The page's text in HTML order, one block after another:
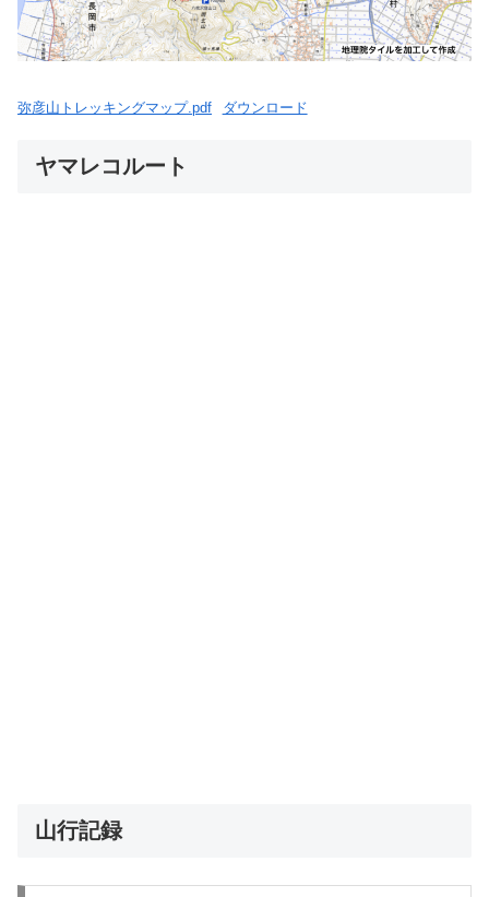
弥彦山トレッキングマップ.pdf ダウンロード
ヤマレコルート
山行記録